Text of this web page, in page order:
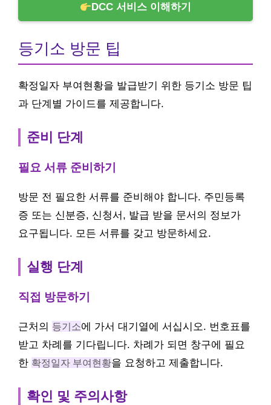
DCC 서비스 이해하기
등기소 방문 팁
확정일자 부여현황을 발급받기 위한 등기소 방문 팁
과 단계별 가이드를 제공합니다.
준비 단계
필요 서류 준비하기
방문 전 필요한 서류를 준비해야 합니다. 주민등록
증 또는 신분증, 신청서, 발급 받을 문서의 정보가
요구됩니다. 모든 서류를 갖고 방문하세요.
실행 단계
직접 방문하기
근처의 등기소에 가서 대기열에 서십시오. 번호표를
받고 차례를 기다립니다. 차례가 되면 창구에 필요
한 확정일자 부여현황을 요청하고 제출합니다.
확인 및 주의사항